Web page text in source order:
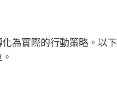
為實際的行動策略。以下